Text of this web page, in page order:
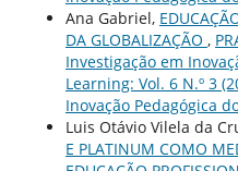
Ana Gabriel,
DA GLOBALIZAÇÃO ,
Investigação em
Learning: Vol. 6 N.º 3
Inovação Pedagógica
Luis Otávio Vilela da
E PLATINUM COMO